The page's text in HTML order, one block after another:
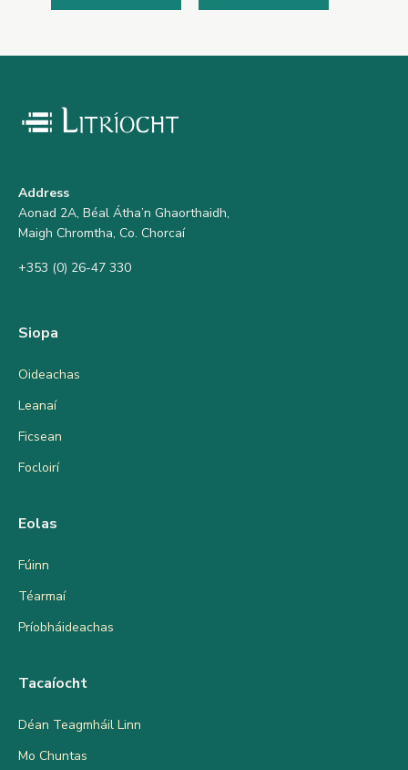
Address
Aonad 2A, Béal Átha’n Ghaorthaidh,
Maigh Chromtha, Co. Chorcaí
+353 (0) 26-47 330
Siopa
Oideachas
Leanaí
Ficsean
Focloirí
Eolas
Fúinn
Téarmaí
Príobháideachas
Tacaíocht
Déan Teagmháil Linn
Mo Chuntas